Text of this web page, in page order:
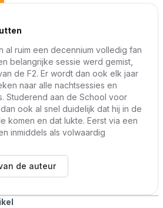
al ruim een decennium volledig fan
belangrijke sessie werd gemist,
de F2. Er wordt dan ook elk jaar
naar alle nachtsessies en
Studerend aan de School voor
ook al snel duidelijk dat hij in de
komen en dat lukte. Eerst via een
inmiddels als volwaardig
de auteur